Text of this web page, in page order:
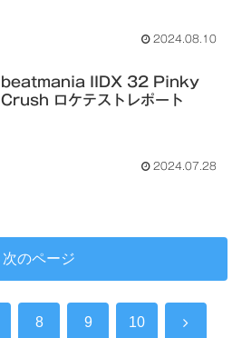
2024.08.10
beatmania IIDX 32 Pinky
Crush ロケテストレポート
2024.07.28
次のページ
8 9 10 次